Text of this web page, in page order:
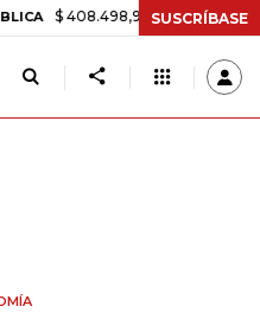
+$ 8.753,81 +2,19%
SUSCRÍBASE